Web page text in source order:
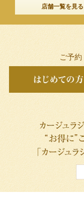
店舗一覧を見る
ご予約